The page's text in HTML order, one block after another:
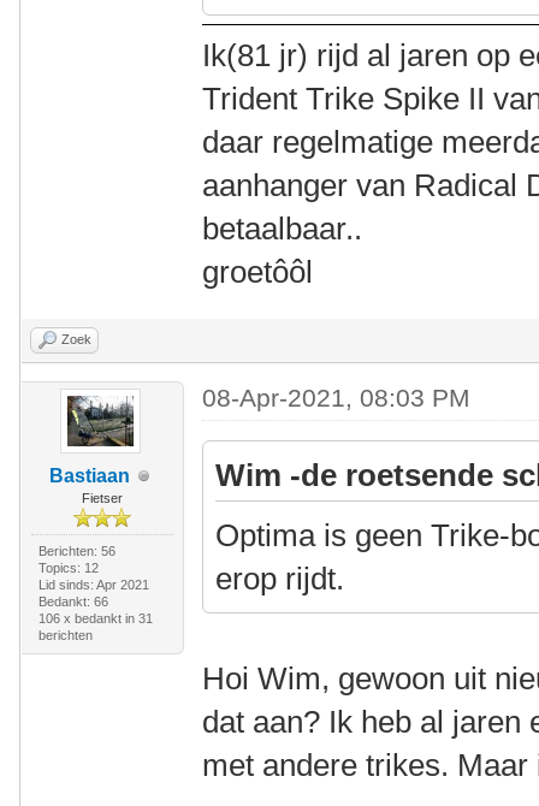
Ik(81 jr) rijd al jaren op
Trident Trike Spike II
daar regelmatige
aanhanger van Radical
betaalbaar..
groetôôl
Zoek
Bastiaan
Fietser
Berichten: 56
Topics: 12
Lid sinds: Apr 2021
Bedankt: 66
106 x bedankt in 31
berichten
08-Apr-2021, 08:03 PM
Wim -de roetsende
Optima is geen Trike-
erop rijdt.
Hoi Wim, gewoon uit
dat aan? Ik heb al jaren
met andere trikes.